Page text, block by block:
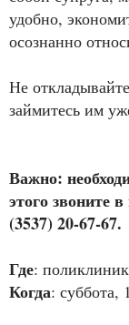
удобно,
осознанно
Не
займитесь им
Важно:
этого звоните
(3537) 20-67-67.
Где:
Когда: суббота,